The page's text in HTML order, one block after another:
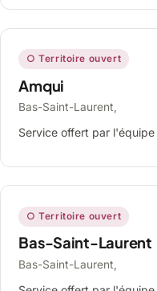
○ Territoire ouvert
Amqui
Bas-Saint-Laurent,
Service offert par
○ Territoire ouvert
Bas-Saint-Laurent
Bas-Saint-Laurent,